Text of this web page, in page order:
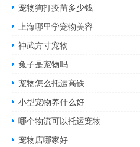
宠物狗打疫苗多少钱
上海哪里学宠物美容
神武方寸宠物
兔子是宠物吗
宠物怎么托运高铁
小型宠物养什么好
哪个物流可以托运宠物
宠物店哪家好